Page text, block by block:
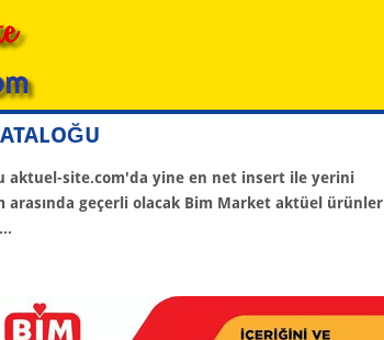
aktuel-site.com'da yine en net insert ile yerini
arasında geçerli olacak Bim Market aktüel ürünler